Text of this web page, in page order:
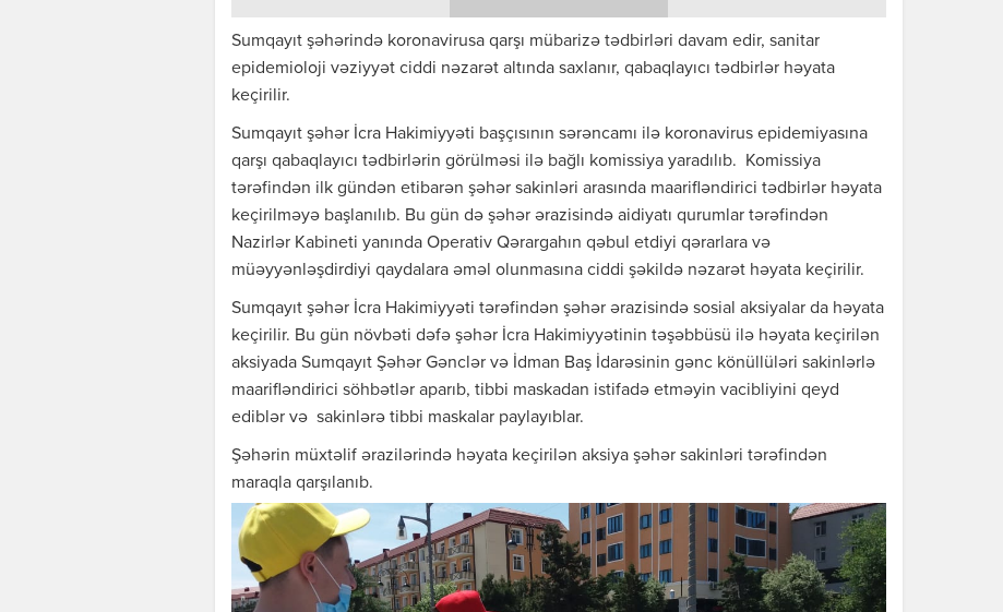
Sumqayıt şəhərində koronavirusa qarşı mübarizə tədbirləri davam edir, sanitar
epidemioloji vəziyyət ciddi nəzarət altında saxlanır, qabaqlayıcı tədbirlər həyata
keçirilir.
Sumqayıt şəhər İcra Hakimiyyəti başçısının sərəncamı ilə koronavirus epidemiyasına
qarşı qabaqlayıcı tədbirlərin görülməsi ilə bağlı komissiya yaradılıb. Komissiya
tərəfindən ilk gündən etibarən şəhər sakinləri arasında maarifləndirici tədbirlər həyata
keçirilməyə başlanılıb. Bu gün də şəhər ərazisində aidiyatı qurumlar tərəfindən
Nazirlər Kabineti yanında Operativ Qərargahın qəbul etdiyi qərarlara və
müəyyənləşdirdiyi qaydalara əməl olunmasına ciddi şəkildə nəzarət həyata keçirilir.
Sumqayıt şəhər İcra Hakimiyyəti tərəfindən şəhər ərazisində sosial aksiyalar da həyata
keçirilir. Bu gün növbəti dəfə şəhər İcra Hakimiyyətinin təşəbbüsü ilə həyata keçirilən
aksiyada Sumqayıt Şəhər Gənclər və İdman Baş İdarəsinin gənc könüllüləri sakinlərlə
maarifləndirici söhbətlər aparıb, tibbi maskadan istifadə etməyin vacibliyini qeyd
ediblər və sakinlərə tibbi maskalar paylayıblar.
Şəhərin müxtəlif ərazilərində həyata keçirilən aksiya şəhər sakinləri tərəfindən
maraqla qarşılanıb.